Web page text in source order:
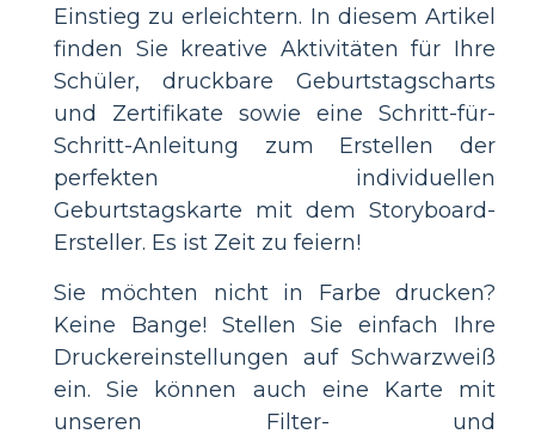
Einstieg zu erleichtern. In diesem Artikel
finden Sie kreative Aktivitäten für Ihre
Schüler, druckbare Geburtstagscharts
und Zertifikate sowie eine Schritt-für-
Schritt-Anleitung zum Erstellen der
perfekten individuellen
Geburtstagskarte mit dem Storyboard-
Ersteller. Es ist Zeit zu feiern!
Sie möchten nicht in Farbe drucken?
Keine Bange! Stellen Sie einfach Ihre
Druckereinstellungen auf Schwarzweiß
ein. Sie können auch eine Karte mit
unseren Filter- und